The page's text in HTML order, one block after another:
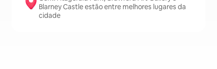
Blarney Castle estão entre melhores lugares da
cidade